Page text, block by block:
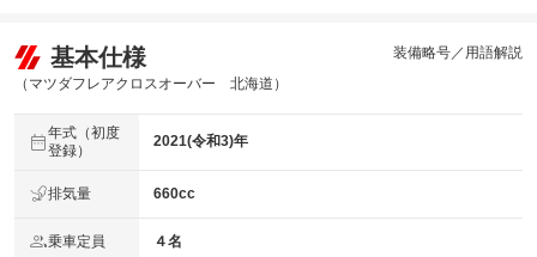
基本仕様
（マツダフレアクロスオーバー 北海道）
装備略号／用語解説
年式（初度
登録）
2021(令和3)年
排気量 660cc
乗車定員 ４名